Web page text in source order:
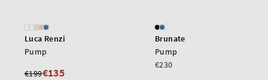
Luca Renzi
Pump
€199€135
Brunate
Pump
€230